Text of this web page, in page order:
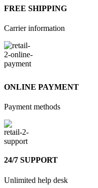
FREE SHIPPING
Carrier information
ONLINE PAYMENT
Payment methods
24/7 SUPPORT
Unlimited help desk